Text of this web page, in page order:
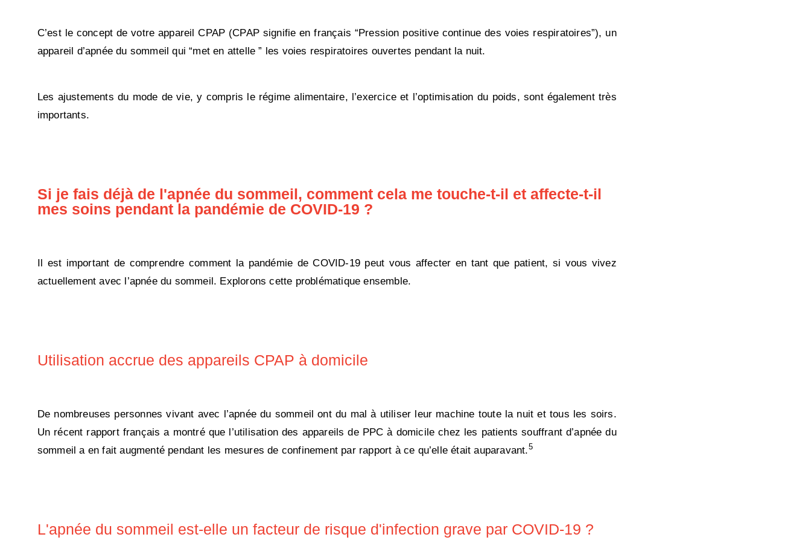
C’est le concept de votre appareil CPAP (CPAP signifie en français “Pression positive continue des voies respiratoires”), un
appareil d’apnée du sommeil qui “met en attelle ” les voies respiratoires ouvertes pendant la nuit.
Les ajustements du mode de vie, y compris le régime alimentaire, l’exercice et l’optimisation du poids, sont également très
importants.
Si je fais déjà de l'apnée du sommeil, comment cela me touche-t-il et affecte-t-il
mes soins pendant la pandémie de COVID-19 ?
Il est important de comprendre comment la pandémie de COVID-19 peut vous affecter en tant que patient, si vous vivez
actuellement avec l’apnée du sommeil. Explorons cette problématique ensemble.
Utilisation accrue des appareils CPAP à domicile
De nombreuses personnes vivant avec l’apnée du sommeil ont du mal à utiliser leur machine toute la nuit et tous les soirs.
Un récent rapport français a montré que l’utilisation des appareils de PPC à domicile chez les patients souffrant d’apnée du
sommeil a en fait augmenté pendant les mesures de confinement par rapport à ce qu’elle était auparavant.5
L'apnée du sommeil est-elle un facteur de risque d'infection grave par COVID-19 ?